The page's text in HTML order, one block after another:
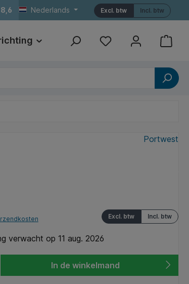
8,6 Nederlands Incl. btw
Excl. btw
Print Referenties
Portwest
Incl. btw
Excl. btw
verwacht op 11 aug. 2026
In de winkelmand